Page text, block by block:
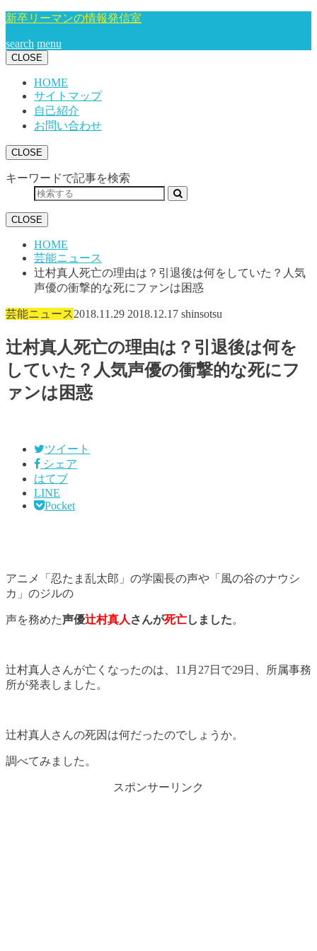
新卒リーマンの情報発信室
search menu
CLOSE
HOME
サイトマップ
自己紹介
お問い合わせ
CLOSE
キーワードで記事を検索
CLOSE
HOME
芸能ニュース
辻村真人死亡の理由は？引退後は何をしていた？人気
声優の衝撃的な死にファンは困惑
芸能ニュース 2018.11.29 2018.12.17 shinsotsu
辻村真人死亡の理由は？引退後は何を
していた？人気声優の衝撃的な死にフ
ァンは困惑
ツイート
シェア
はてブ
LINE
Pocket
アニメ「忍たま乱太郎」の学園長の声や「風の谷のナウシ
カ」のジルの
声を務めた声優辻村真人 さんが死亡しました。
辻村真人さんが亡くなったのは、11月27日で29日、所属事務
所が発表しました。
辻村真人さんの死因は何だったのでしょうか。
調べてみました。
スポンサーリンク